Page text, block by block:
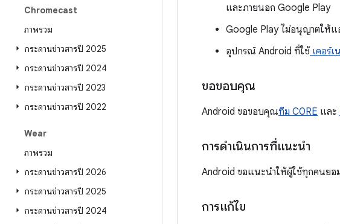
Chromecast
ภาพรวม
กระดานข่าวสารปี 2025
กระดานข่าวสารปี 2024
กระดานข่าวสารปี 2023
กระดานข่าวสารปี 2022
Wear
ภาพรวม
กระดานข่าวสารปี 2026
กระดานข่าวสารปี 2025
กระดานข่าวสารปี 2024
และภายนอก Google Play
Google Play ไม่อนุญาตให้แ
อุปกรณ์ Android ที่ใช้ เคอร์เ
ขอขอบคุณ
Android ขอขอบคุณทีม C0RE และ
การดำเนินการที่แนะนำ
Android ขอแนะนำให้ผู้ใช้ทุกคนยอ
การแก้ไข